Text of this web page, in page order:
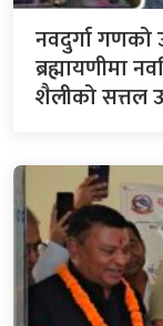
नवदुर्गा गणको
ब्रह्मायणीमा
शैलीको सत्तल